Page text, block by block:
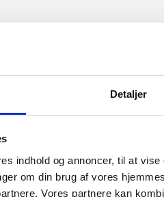
Detaljer
indhold og annoncer, til at
om din brug af vores
Vores partnere kan